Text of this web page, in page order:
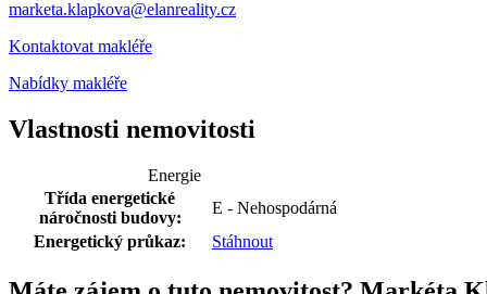
marketa.klapkova@elanreality.cz
Kontaktovat makléře
Nabídky makléře
Vlastnosti nemovitosti
Energie
Třída energetické
náročnosti budovy:
E - Nehospodárná
Energetický průkaz:
Stáhnout